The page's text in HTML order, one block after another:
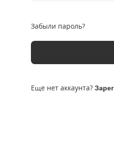
Забыли пароль?
Еще нет аккаунта?